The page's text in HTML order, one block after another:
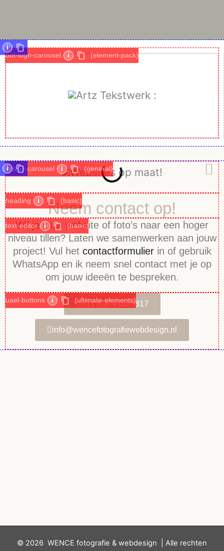
bdt-logo-carousel i (element-pack)
i
image-carousel i (general)
Neem contact op!
heading i (basic)
Wil je jouw website of foto’s naar een hoger
niveau tillen? Laten we samenwerken aan jouw
project! Vul het contactformulierin of gebruik
WhatsApp en ik neem snel contact met je op
om jouw ideeën te bespreken.
text-editor i (basic)
+31 (0)6 41688817
info@wencefotografiewebdesign.nl
uael-buttons i (ultimate-elements)
i
© 2026 WENCE fotografie & webdesign | Alle rechten